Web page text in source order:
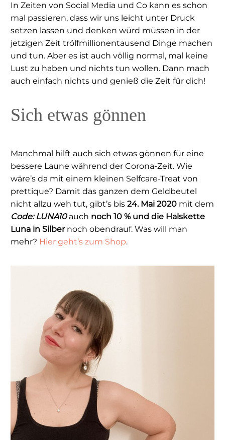
In Zeiten von Social Media und Co kann es schon
mal passieren, dass wir uns leicht unter Druck
setzen lassen und denken würd müssen in der
jetzigen Zeit trölfmillionentausend Dinge machen
und tun. Aber es ist auch völlig normal, mal keine
Lust zu haben und nichts tun wollen. Dann mach
auch einfach nichts und genieß die Zeit für dich!
Sich etwas gönnen
Manchmal hilft auch sich etwas gönnen für eine
bessere Laune während der Corona-Zeit. Wie
wäre’s da mit einem kleinen Selfcare-Treat von
prettique? Damit das ganzen dem Geldbeutel
nicht allzu weh tut, gibt’s bis 24. Mai 2020 mit dem
Code: LUNA10auch noch 10 % und die Halskette
Luna in Silbernoch obendrauf. Was will man
mehr? Hier geht’s zum Shop.